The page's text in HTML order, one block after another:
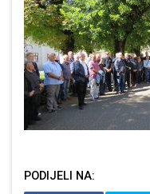
PODIJELI NA: